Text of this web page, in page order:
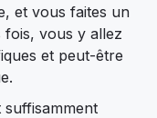
et vous faites un
fois, vous y allez
et peut-être
suffisamment